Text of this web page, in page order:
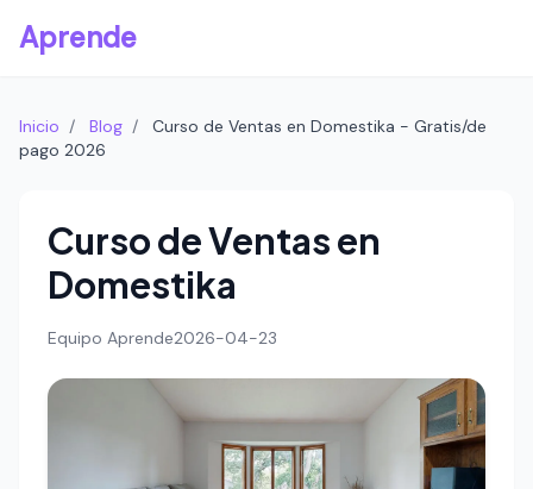
Aprende
Inicio / Blog /
Curso de Ventas en Domestika - Gratis/de
pago 2026
Curso de Ventas en
Domestika
Equipo Aprende2026-04-23